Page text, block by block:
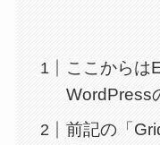
ここからは
WordPress
前記の「